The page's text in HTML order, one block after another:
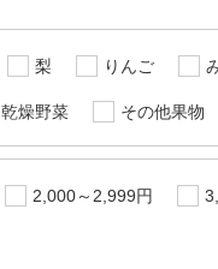
梨 りんご
乾燥野菜 その他果物
2,000～2,999円